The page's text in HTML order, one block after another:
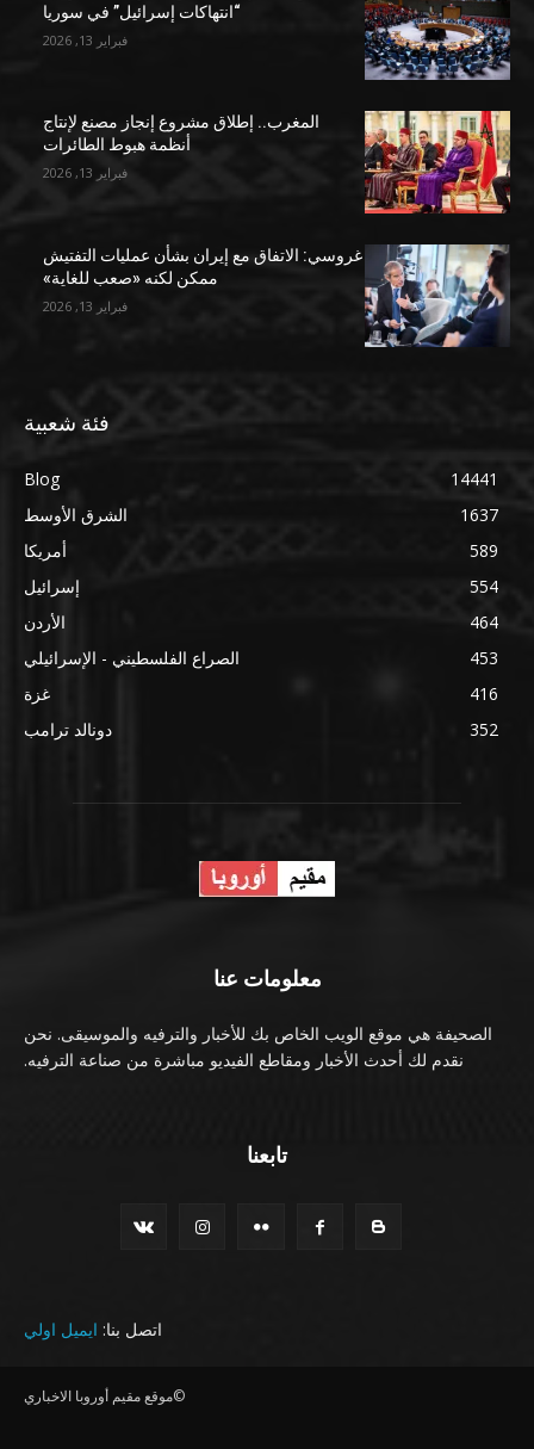
“انتهاكات إسرائيل” في سوريا
فبراير 13, 2026
المغرب.. إطلاق مشروع إنجاز مصنع لإنتاج
أنظمة هبوط الطائرات
فبراير 13, 2026
غروسي: الاتفاق مع إيران بشأن عمليات التفتيش
ممكن لكنه «صعب للغاية»
فبراير 13, 2026
فئة شعبية
Blog
14441
الشرق الأوسط
1637
أمريكا
589
إسرائيل
554
الأردن
464
الصراع الفلسطيني - الإسرائيلي
453
غزة
416
دونالد ترامب
352
معلومات عنا
الصحيفة هي موقع الويب الخاص بك للأخبار والترفيه والموسيقى. نحن
نقدم لك أحدث الأخبار ومقاطع الفيديو مباشرة من صناعة الترفيه.
تابعنا
اتصل بنا: ايميل اولي
©موقع مقيم أوروبا الاخباري